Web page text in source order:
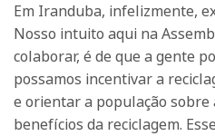
Em Iranduba, infelizmente,
Nosso intuito aqui na
colaborar, é de que a gente
possamos incentivar a
e orientar a população sobre
benefícios da reciclagem.